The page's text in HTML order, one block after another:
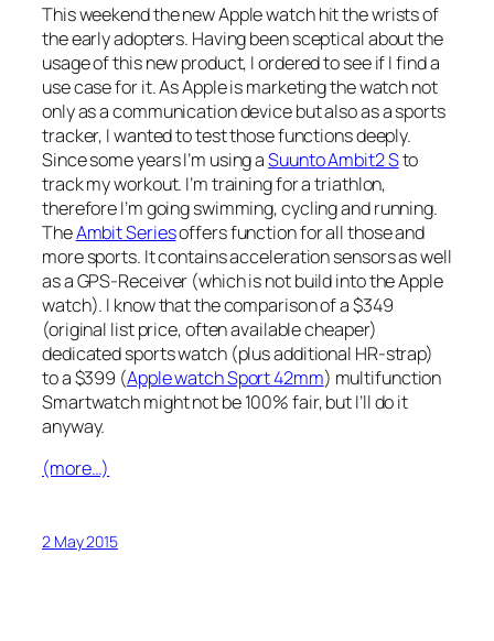
This weekend the new Apple watch hit the wrists of
the early adopters. Having been sceptical about the
usage of this new product, I ordered to see if I find a
use case for it. As Apple is marketing the watch not
only as a communication device but also as a sports
tracker, I wanted to test those functions deeply.
Since some years I’m using aSuunto Ambit2 Sto
track my workout. I’m training for a triathlon,
therefore I’m going swimming, cycling and running.
TheAmbit Seriesoffers function for all those and
more sports. It contains acceleration sensors as well
as a GPS-Receiver (which is not build into the Apple
watch). I know that the comparison of a $349
(original list price, often available cheaper)
dedicated sports watch (plus additional HR-strap)
to a $399 (Apple watch Sport 42mm) multifunction
Smartwatch might not be 100% fair, but I’ll do it
anyway.
(more…)
2 May 2015